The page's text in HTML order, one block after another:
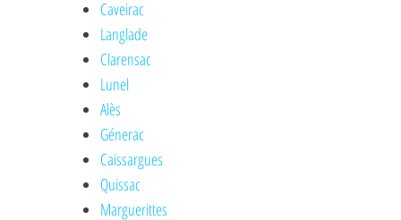
Caveirac
Langlade
Clarensac
Lunel
Alès
Génerac
Caissargues
Quissac
Marguerittes